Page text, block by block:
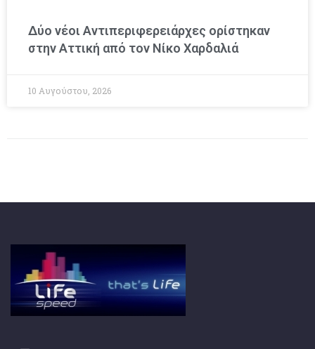
Δύο νέοι Αντιπεριφερειάρχες ορίστηκαν
στην Αττική από τον Νίκο Χαρδαλιά
10 Αυγούστου, 2026